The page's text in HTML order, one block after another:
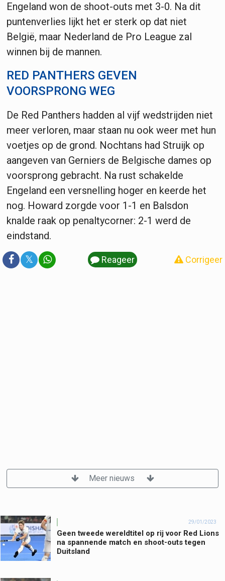
Engeland won de shoot-outs met 3-0. Na dit
puntenverlies lijkt het er sterk op dat niet
België, maar Nederland de Pro League zal
winnen bij de mannen.
RED PANTHERS GEVEN
VOORSPRONG WEG
De Red Panthers hadden al vijf wedstrijden niet
meer verloren, maar staan nu ook weer met hun
voetjes op de grond. Nochtans had Struijk op
aangeven van Gerniers de Belgische dames op
voorsprong gebracht. Na rust schakelde
Engeland een versnelling hoger en keerde het
nog. Howard zorgde voor 1-1 en Balsdon
knalde raak op penaltycorner: 2-1 werd de
eindstand.
𝕏 Reageer Corrigeer
Meer nieuws
29/01/2023
Geen tweede wereldtitel op rij voor Red Lions
na spannende match en shoot-outs tegen
Duitsland